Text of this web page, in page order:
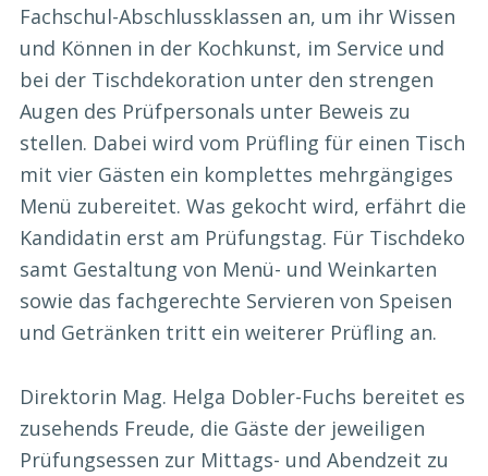
Fachschul-Abschlussklassen an, um ihr Wissen
und Können in der Kochkunst, im Service und
bei der Tischdekoration unter den strengen
Augen des Prüfpersonals unter Beweis zu
stellen. Dabei wird vom Prüfling für einen Tisch
mit vier Gästen ein komplettes mehrgängiges
Menü zubereitet. Was gekocht wird, erfährt die
Kandidatin erst am Prüfungstag. Für Tischdeko
samt Gestaltung von Menü- und Weinkarten
sowie das fachgerechte Servieren von Speisen
und Getränken tritt ein weiterer Prüfling an.
Direktorin Mag. Helga Dobler-Fuchs bereitet es
zusehends Freude, die Gäste der jeweiligen
Prüfungsessen zur Mittags- und Abendzeit zu